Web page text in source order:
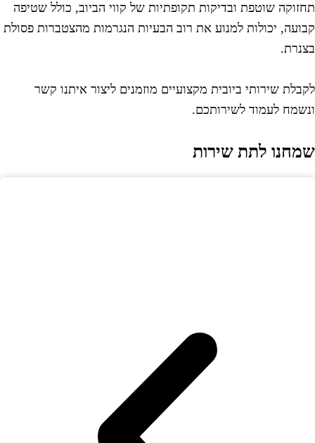
שוטפת ובדיקות תקופתיות של קווי הביוב, כולל שטיפה
יכולות למנוע את רוב הבעיות הנגרמות מהצטברות פסולת
שירותי ביובית מקצועיים מוזמנים ליצור איתנו קשר
לעמוד לשירותכם.
לתת שירות